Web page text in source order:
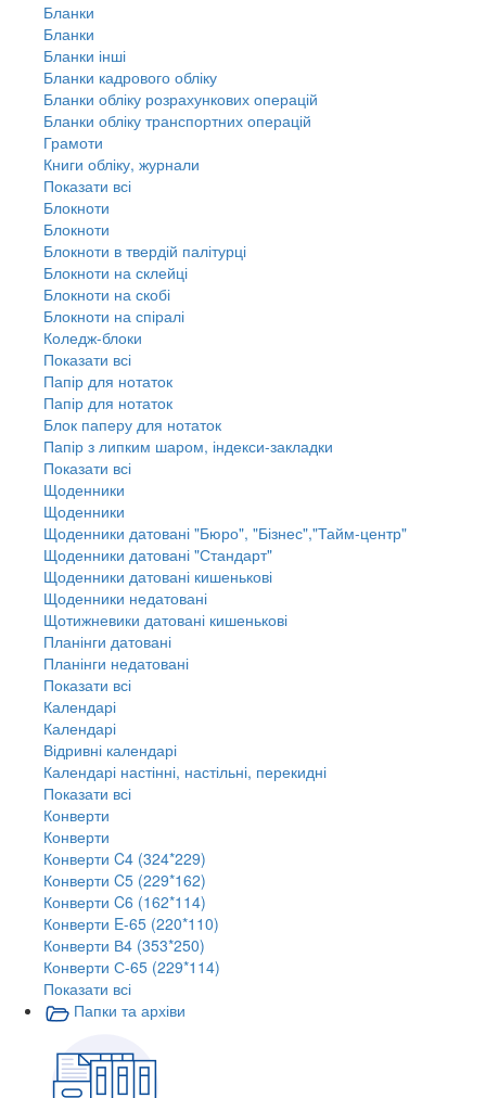
Бланки
Бланки
Бланки інші
Бланки кадрового обліку
Бланки обліку розрахункових операцій
Бланки обліку транспортних операцій
Грамоти
Книги обліку, журнали
Показати всі
Блокноти
Блокноти
Блокноти в твердій палітурці
Блокноти на склейці
Блокноти на скобі
Блокноти на спіралі
Коледж-блоки
Показати всі
Папір для нотаток
Папір для нотаток
Блок паперу для нотаток
Папір з липким шаром, індекси-закладки
Показати всі
Щоденники
Щоденники
Щоденники датовані "Бюро", "Бізнес","Тайм-центр"
Щоденники датовані "Стандарт"
Щоденники датовані кишенькові
Щоденники недатовані
Щотижневики датовані кишенькові
Планінги датовані
Планінги недатовані
Показати всі
Календарі
Календарі
Відривні календарі
Календарі настінні, настільні, перекидні
Показати всі
Конверти
Конверти
Конверти C4 (324*229)
Конверти C5 (229*162)
Конверти C6 (162*114)
Конверти E-65 (220*110)
Конверти В4 (353*250)
Конверти С-65 (229*114)
Показати всі
Папки та архіви